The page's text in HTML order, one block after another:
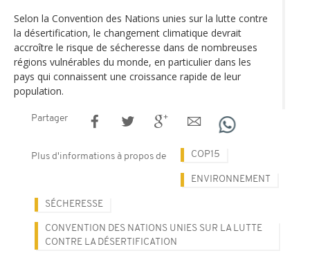
Selon la Convention des Nations unies sur la lutte contre
la désertification, le changement climatique devrait
accroître le risque de sécheresse dans de nombreuses
régions vulnérables du monde, en particulier dans les
pays qui connaissent une croissance rapide de leur
population.
Partager
Plus d'informations à propos de COP15
ENVIRONNEMENT
SÉCHERESSE
CONVENTION DES NATIONS UNIES SUR LA LUTTE
CONTRE LA DÉSERTIFICATION